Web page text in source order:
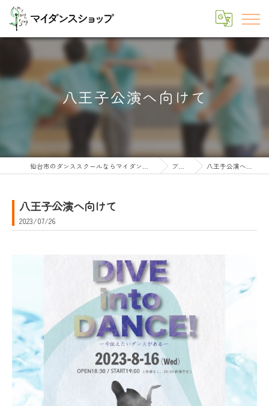
八王子公演へ向けて
仙台市のダンススクールならマイダンスショップ ブログ 八王子公演へ向けて
八王子公演へ向けて
2023/07/26